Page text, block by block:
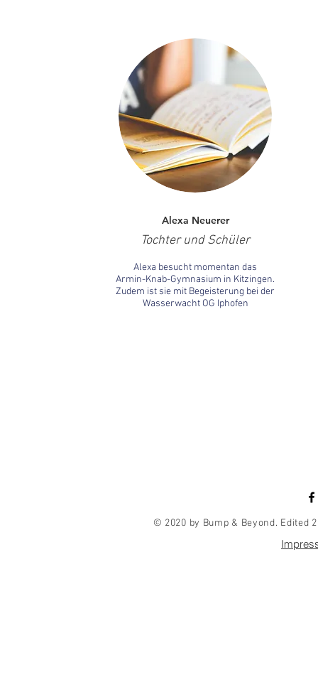
Alexa Neuerer
Tochter und Schüler
Alexa besucht momentan das
Armin-Knab-Gymnasium in Kitzingen.
Zudem ist sie mit Begeisterung bei der
Wasserwacht OG Iphofen
© 2020 by Bump & Beyond. Edited